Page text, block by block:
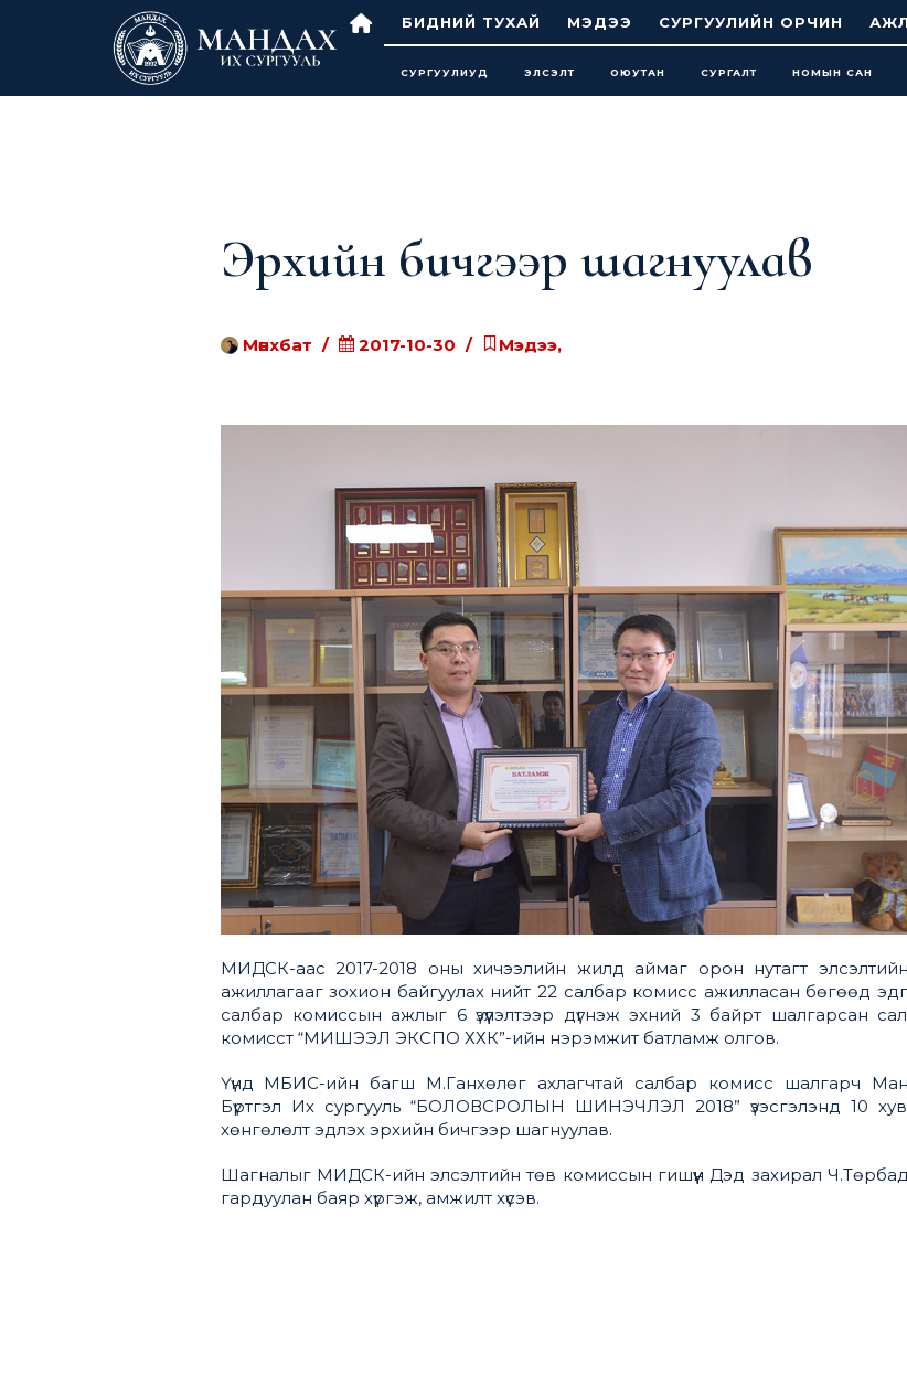
БИДНИЙ ТУХАЙ МЭДЭЭ СУРГУУЛИЙН ОРЧИН
СУРГУУЛИУД ЭЛСЭЛТ ОЮУТАН СУРГАЛТ НОМЫН САН
Эрхийн бичгээр шагнуулав
Мөнхбат 2017-10-30 Мэдээ, мэдээлэл, 2017-2018
МИДСК-аас 2017-2018 оны хичээлийн жилд аймаг орон нутагт элсэлтийн
ажиллагааг зохион байгуулах нийт 22 салбар комисс ажилласан бөгөөд
салбар комиссын ажлыг 6 үзүүлэлтээр дүгнэж эхний 3 байрт шалгарсан
комисст “МИШЭЭЛ ЭКСПО ХХК”-ийн нэрэмжит батламж олгов.
Үүнд МБИС-ийн багш М.Ганхөлөг ахлагчтай салбар комисс шалгарч
Бүртгэл Их сургууль “БОЛОВСРОЛЫН ШИНЭЧЛЭЛ 2018” үзэсгэлэнд 10
хөнгөлөлт эдлэх эрхийн бичгээр шагнуулав.
Шагналыг МИДСК-ийн элсэлтийн төв комиссын гишүүн Дэд захирал
гардуулан баяр хүргэж, амжилт хүсэв.